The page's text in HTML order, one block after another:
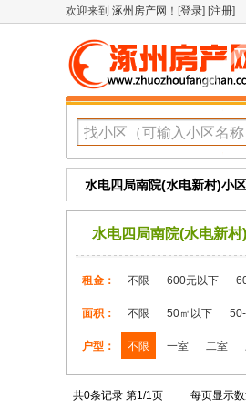
欢迎来到 涿州房产网 ！[登录] [注册]
水电四局南院(水电新村)小
水电四局南院(水电新村)
租金： 不限 600元以下
面积： 不限 50㎡以下
户型： 不限 一室 二室
共0条记录 第1/1页 每页显示数